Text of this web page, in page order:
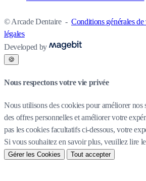
© Arcade Dentaire - Conditions générales de
légales
Developed by
🍪
Nous respectons votre vie privée
Nous utilisons des cookies pour améliorer nos
des offres personnelles et améliorer votre
pas les cookies facultatifs ci-dessous, votre
Si vous souhaitez en savoir plus, veuillez lire le
Gérer les Cookies Tout accepter